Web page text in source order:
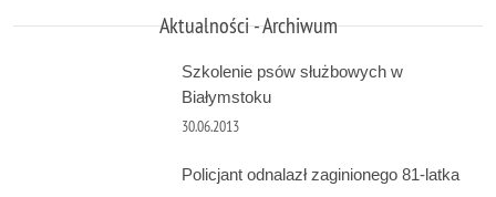
Aktualności - Archiwum
Szkolenie psów służbowych w
Białymstoku
30.06.2013
Policjant odnalazł zaginionego 81-latka